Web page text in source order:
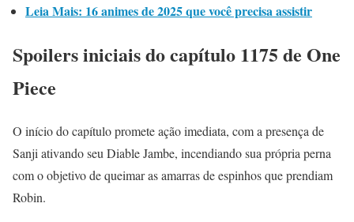
Leia Mais: 16 animes de 2025 que você precisa assistir
Spoilers iniciais do capítulo 1175 de One
Piece
O início do capítulo promete ação imediata, com a presença de
Sanji ativando seu Diable Jambe, incendiando sua própria perna
com o objetivo de queimar as amarras de espinhos que prendiam
Robin.